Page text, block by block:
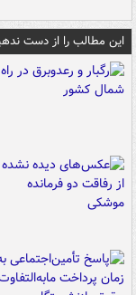
این مطالب را از دست